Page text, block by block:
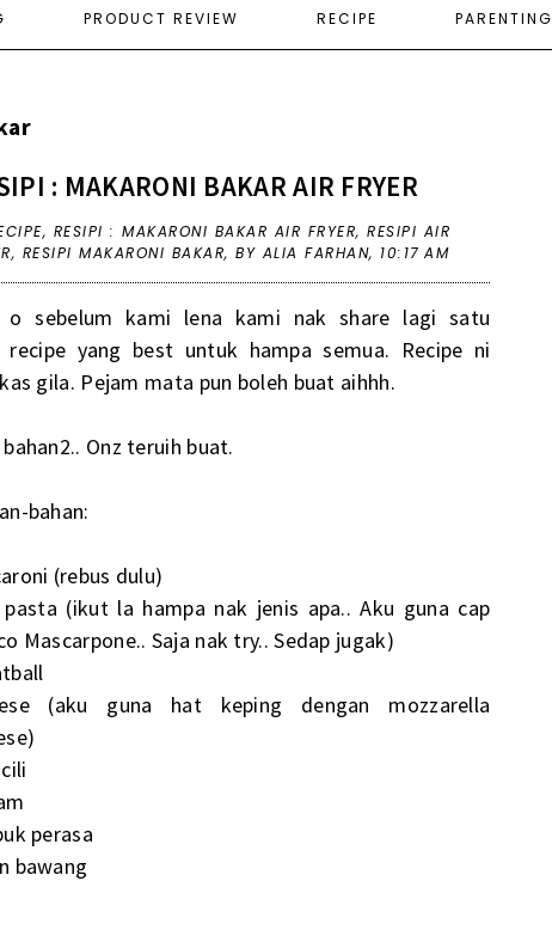
PRODUCT REVIEW RECIPE PARENTING
: MAKARONI BAKAR AIR FRYER
, RESIPI : MAKARONI BAKAR AIR FRYER,RESIPI AIR
, RESIPI MAKARONI BAKAR,BY ALIA FARHAN, 10:17 AM
o sebelum kami lena kami nak share lagi satu
recipe yang best untuk hampa semua. Recipe ni
gila. Pejam mata pun boleh buat aihhh.
Onz teruih buat.
bahan:
(rebus dulu)
pasta (ikut la hampa nak jenis apa.. Aku guna cap
Mascarpone.. Saja nak try.. Sedap jugak)
(aku guna hat keping dengan mozzarella
perasa
bawang